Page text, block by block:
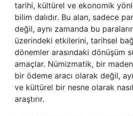
tarihi, kültürel ve ekonomik
bilim dalıdır. Bu alan, sadece
değil, aynı zamanda bu
üzerindeki etkilerini, tarihsel
dönemler arasındaki dönüşüm
amaçlar. Nümizmatik, bir
bir ödeme aracı olarak değil,
ve kültürel bir nesne olarak nasıl
araştırır.